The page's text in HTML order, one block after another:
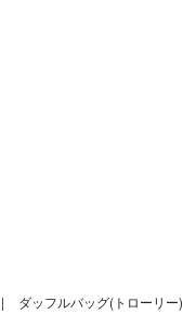
ダッフルバッグ(トローリー)